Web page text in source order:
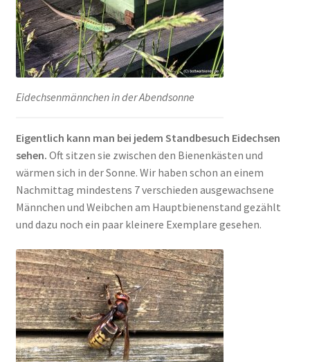
Eidechsenmännchen in der Abendsonne
Eigentlich kann man bei jedem Standbesuch Eidechsen
sehen. Oft sitzen sie zwischen den Bienenkästen und
wärmen sich in der Sonne. Wir haben schon an einem
Nachmittag mindestens 7 verschieden ausgewachsene
Männchen und Weibchen am Hauptbienenstand gezählt
und dazu noch ein paar kleinere Exemplare gesehen.